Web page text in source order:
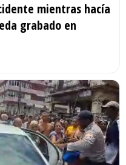
mientras hacía
grabado en